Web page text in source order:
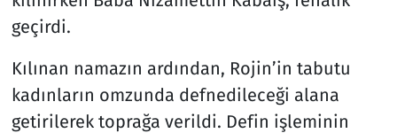
geçirdi.
Kılınan namazın ardından, Rojin’in tabutu
kadınların omzunda defnedileceği alana
getirilerek toprağa verildi. Defin işleminin